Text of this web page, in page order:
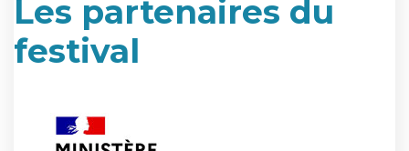
Les partenaires du
festival